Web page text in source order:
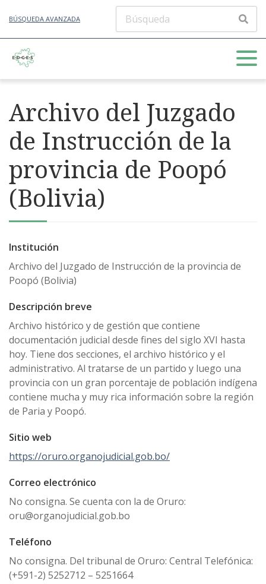
BÚSQUEDA AVANZADA
Archivo del Juzgado
de Instrucción de la
provincia de Poopó
(Bolivia)
Institución
Archivo del Juzgado de Instrucción de la provincia de
Poopó (Bolivia)
Descripción breve
Archivo histórico y de gestión que contiene
documentación judicial desde fines del siglo XVI hasta
hoy. Tiene dos secciones, el archivo histórico y el
administrativo. Al tratarse de un partido y luego una
provincia con un gran porcentaje de población indígena
contiene mucha y muy rica información sobre la región
de Paria y Poopó.
Sitio web
https://oruro.organojudicial.gob.bo/
Correo electrónico
No consigna. Se cuenta con la de Oruro:
oru@organojudicial.gob.bo
Teléfono
No consigna. Del tribunal de Oruro: Central Telefónica:
(+591-2) 5252712 – 5251664